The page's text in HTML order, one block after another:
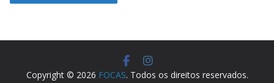
Copyright © 2026 FOCAS. Todos os direitos reservados.